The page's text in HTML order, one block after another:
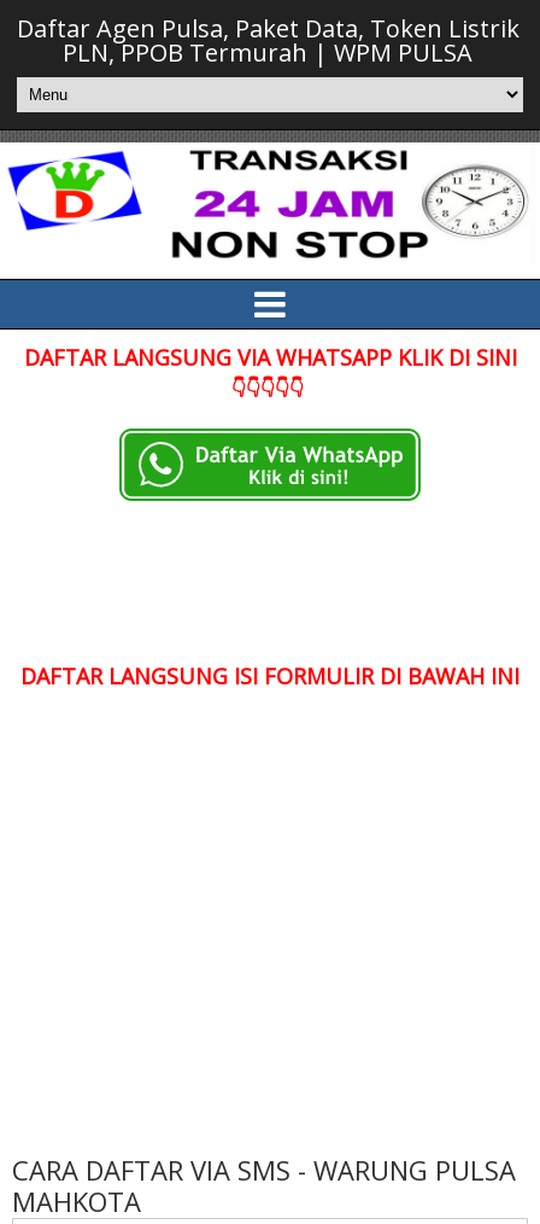
Daftar Agen Pulsa, Paket Data, Token Listrik
PLN, PPOB Termurah | WPM PULSA
DAFTAR LANGSUNG VIA WHATSAPP KLIK DI SINI
👇👇👇👇👇
DAFTAR LANGSUNG ISI FORMULIR DI BAWAH INI
CARA DAFTAR VIA SMS - WARUNG PULSA
MAHKOTA